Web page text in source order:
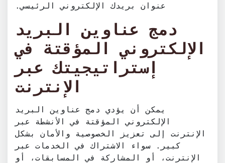
عنوان بريدك الإلكتروني الرئيسي.
دمج عناوين البريد
الإلكتروني المؤقتة في
إستراتيجيتك عبر
الإنترنت
يمكن أن يؤدي دمج عناوين البريد
الإلكتروني المؤقتة في الأنشطة عبر
الإنترنت إلى تعزيز الخصوصية والأمان بشكل
كبير. سواء الاشتراك في الخدمات عبر
الإنترنت، أو المشاركة في المسابقات، أو